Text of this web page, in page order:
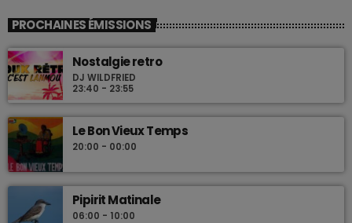
PROCHAINES ÉMISSIONS
Nostalgie retro
DJ WILDFRIED
23:40 - 23:55
Le Bon Vieux Temps
20:00 - 00:00
Pipirit Matinale
06:00 - 10:00